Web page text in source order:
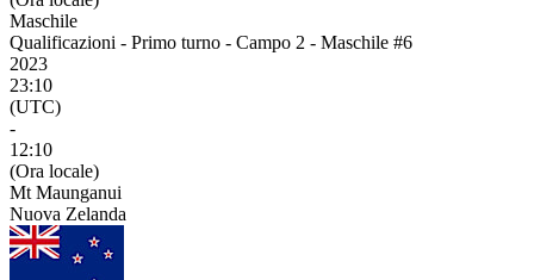
Maschile
Qualificazioni - Primo turno - Campo 2 - Maschile #6
2023
23:10
(UTC)
-
12:10
(Ora locale)
Mt Maunganui
Nuova Zelanda